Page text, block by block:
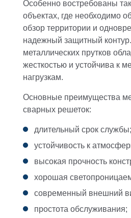
Особенно востребованы
объектах, где необходимо
обзор территории и
надежный защитный
металлических прутков
жесткостью и устойчива к
нагрузкам.
Основные преимущества
сварных решеток:
длительный срок службы;
устойчивость к
высокая прочность
хорошая
современный внешний
простота обслуживания;